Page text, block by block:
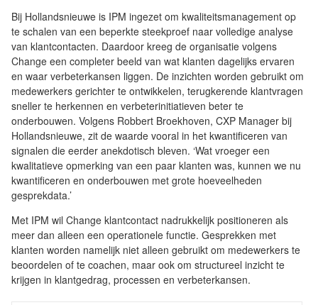
Bij Hollandsnieuwe is IPM ingezet om kwaliteitsmanagement op
te schalen van een beperkte steekproef naar volledige analyse
van klantcontacten. Daardoor kreeg de organisatie volgens
Change een completer beeld van wat klanten dagelijks ervaren
en waar verbeterkansen liggen. De inzichten worden gebruikt om
medewerkers gerichter te ontwikkelen, terugkerende klantvragen
sneller te herkennen en verbeterinitiatieven beter te
onderbouwen. Volgens Robbert Broekhoven, CXP Manager bij
Hollandsnieuwe, zit de waarde vooral in het kwantificeren van
signalen die eerder anekdotisch bleven. ‘Wat vroeger een
kwalitatieve opmerking van een paar klanten was, kunnen we nu
kwantificeren en onderbouwen met grote hoeveelheden
gesprekdata.’
Met IPM wil Change klantcontact nadrukkelijk positioneren als
meer dan alleen een operationele functie. Gesprekken met
klanten worden namelijk niet alleen gebruikt om medewerkers te
beoordelen of te coachen, maar ook om structureel inzicht te
krijgen in klantgedrag, processen en verbeterkansen.